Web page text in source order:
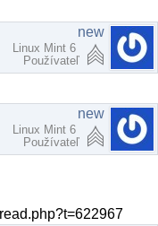
new
Linux Mint 6
Používateľ
new
Linux Mint 6
Používateľ